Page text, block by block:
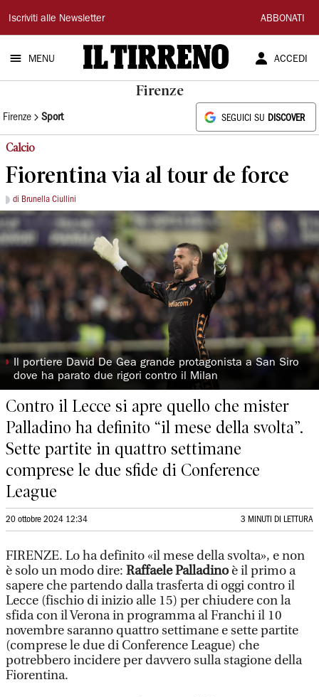
Il
Tirreno
Iscriviti alle Newsletter ABBONATI
MENU ACCEDI
Firenze
Firenze Sport SEGUICI SU DISCOVER
Calcio
Fiorentina via al tour de force
di Brunella Ciullini
◗ Il portiere David De Gea grande protagonista a San Siro
dove ha parato due rigori contro il Milan
Contro il Lecce si apre quello che mister
Palladino ha definito “il mese della svolta”.
Sette partite in quattro settimane
comprese le due sfide di Conference
League
20 ottobre 2024 12:34 3 MINUTI DI LETTURA
FIRENZE. Lo ha definito «il mese della svolta», e non
è solo un modo dire: Raffaele Palladinoè il primo a
sapere che partendo dalla trasferta di oggi contro il
Lecce (fischio di inizio alle 15) per chiudere con la
sfida con il Verona in programma al Franchi il 10
novembre saranno quattro settimane e sette partite
(comprese le due di Conference League) che
potrebbero incidere per davvero sulla stagione della
Fiorentina.